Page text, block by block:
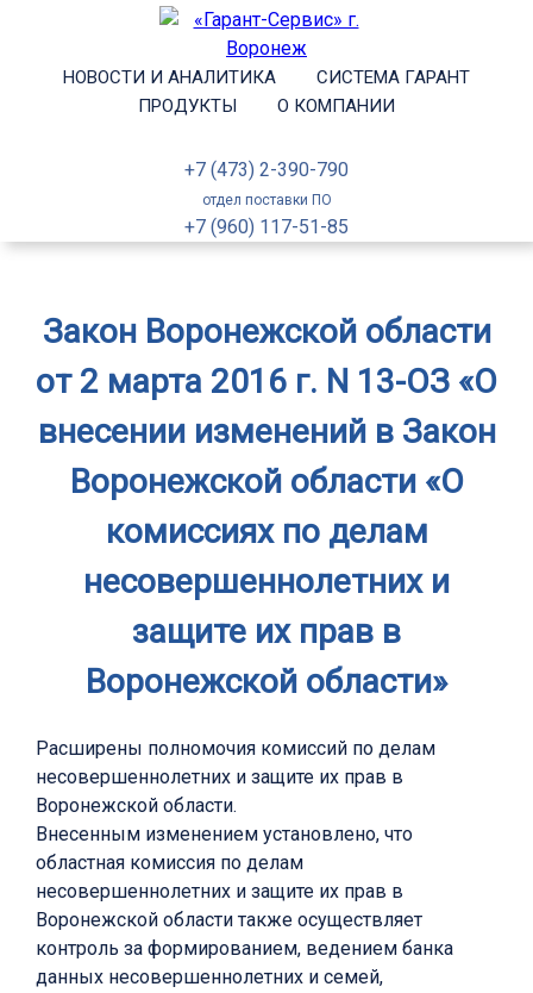
НОВОСТИ И АНАЛИТИКА
СИСТЕМА ГАРАНТ
ПРОДУКТЫ
О КОМПАНИИ
+7 (473) 2-390-790
отдел поставки ПО
+7 (960) 117-51-85
Закон Воронежской области
от 2 марта 2016 г. N 13-ОЗ «О
внесении изменений в Закон
Воронежской области «О
комиссиях по делам
несовершеннолетних и
защите их прав в
Воронежской области»
Расширены полномочия комиссий по делам
несовершеннолетних и защите их прав в
Воронежской области.
Внесенным изменением установлено, что
областная комиссия по делам
несовершеннолетних и защите их прав в
Воронежской области также осуществляет
контроль за формированием, ведением банка
данных несовершеннолетних и семей,